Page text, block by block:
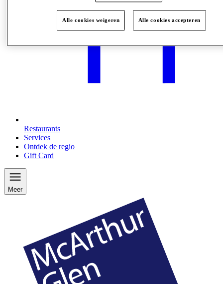
Restaurants
Services
Ontdek de regio
Gift Card
Meer
Alle cookies weigeren Alle cookies accepteren